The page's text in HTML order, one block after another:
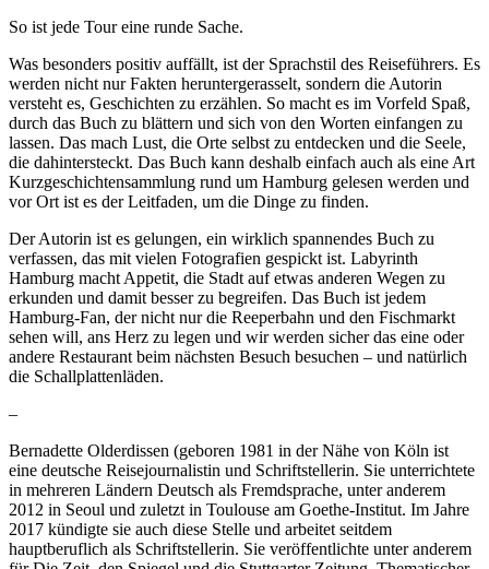
So ist jede Tour eine runde Sache.
Was besonders positiv auffällt, ist der Sprachstil des Reiseführers. Es
werden nicht nur Fakten heruntergerasselt, sondern die Autorin
versteht es, Geschichten zu erzählen. So macht es im Vorfeld Spaß,
durch das Buch zu blättern und sich von den Worten einfangen zu
lassen. Das mach Lust, die Orte selbst zu entdecken und die Seele,
die dahintersteckt. Das Buch kann deshalb einfach auch als eine Art
Kurzgeschichtensammlung rund um Hamburg gelesen werden und
vor Ort ist es der Leitfaden, um die Dinge zu finden.
Der Autorin ist es gelungen, ein wirklich spannendes Buch zu
verfassen, das mit vielen Fotografien gespickt ist. Labyrinth
Hamburg macht Appetit, die Stadt auf etwas anderen Wegen zu
erkunden und damit besser zu begreifen. Das Buch ist jedem
Hamburg-Fan, der nicht nur die Reeperbahn und den Fischmarkt
sehen will, ans Herz zu legen und wir werden sicher das eine oder
andere Restaurant beim nächsten Besuch besuchen – und natürlich
die Schallplattenläden.
–
Bernadette Olderdissen (geboren 1981 in der Nähe von Köln ist
eine deutsche Reisejournalistin und Schriftstellerin. Sie unterrichtete
in mehreren Ländern Deutsch als Fremdsprache, unter anderem
2012 in Seoul und zuletzt in Toulouse am Goethe-Institut. Im Jahre
2017 kündigte sie auch diese Stelle und arbeitet seitdem
hauptberuflich als Schriftstellerin. Sie veröffentlichte unter anderem